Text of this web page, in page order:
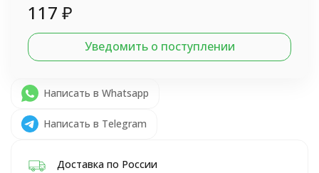
117 ₽
Уведомить о поступлении
Написать в Whatsapp
Написать в Telegram
Доставка по России